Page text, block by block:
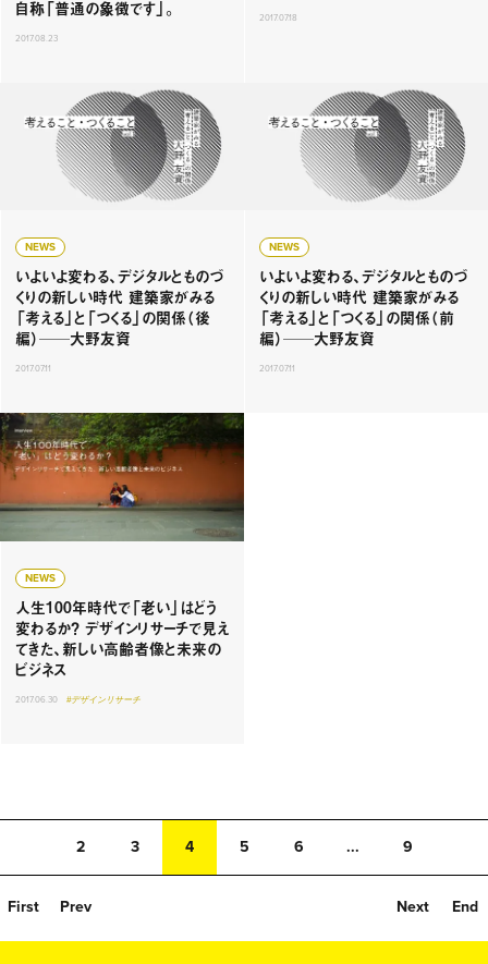
自称「普通の象徴です」。
2017.08.23
2017.07.18
NEWS
いよいよ変わる、デジタルとものづ
くりの新しい時代 建築家がみる
「考える」と「つくる」の関係（後
編）──大野友資
2017.07.11
NEWS
いよいよ変わる、デジタルとものづ
くりの新しい時代 建築家がみる
「考える」と「つくる」の関係（前
編）──大野友資
2017.07.11
NEWS
人生100年時代で「老い」はどう
変わるか？ デザインリサーチで見え
てきた、新しい高齢者像と未来の
ビジネス
2017.06.30 #デザインリサーチ
First Prev
2 3 4 5 6 ... 9
Next End